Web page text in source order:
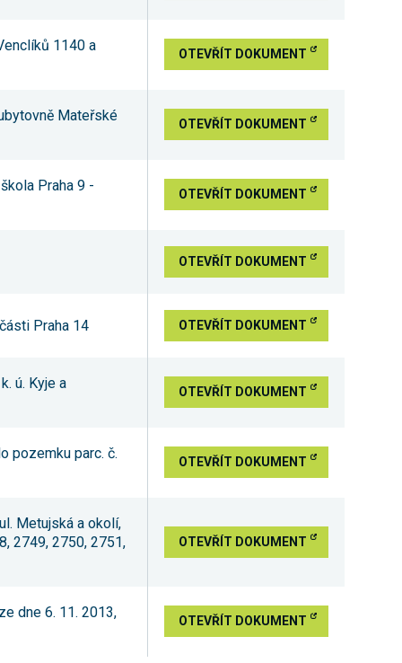
1140 a
OTEVŘÍT DOKUMENT
Mateřské
OTEVŘÍT DOKUMENT
Praha 9 -
OTEVŘÍT DOKUMENT
OTEVŘÍT DOKUMENT
Praha 14 OTEVŘÍT DOKUMENT
ú. Kyje a
OTEVŘÍT DOKUMENT
pozemku parc. č.
OTEVŘÍT DOKUMENT
Metujská a okolí,
2749, 2750, 2751,
OTEVŘÍT DOKUMENT
dne 6. 11. 2013,
OTEVŘÍT DOKUMENT